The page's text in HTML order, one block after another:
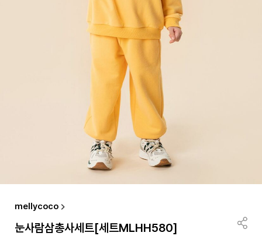
mellycoco
눈사람삼총사세트[세트MLHH580]